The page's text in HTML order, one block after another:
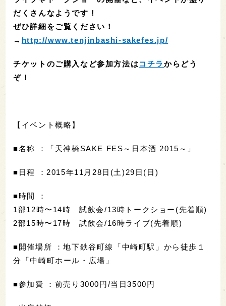
だくさんなようです！
ぜひ詳細をご覧ください！
→ http://www.tenjinbashi-sakefes.jp/
チケットのご購入など参加方法はコチラからどう
ぞ！
【イベント概略】
■名称 ：「天神橋SAKE FES～日本酒 2015～」
■日程 ：2015年11月28日(土)29日(日)
■時間 ：
1部12時〜14時 試飲会/13時トークショー(先着順)
2部15時〜17時 試飲会/16時ライブ(先着順)
■開催場所 ：地下鉄谷町線「中崎町駅」から徒歩１
分「中崎町ホール・広場」
■参加費 ：前売り3000円/当日3500円